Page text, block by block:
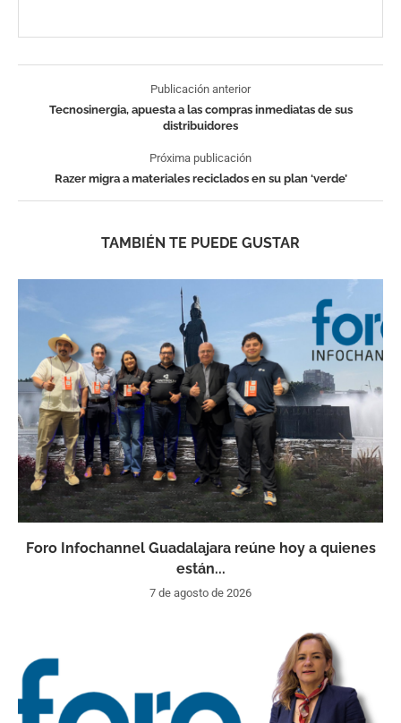
Publicación anterior
Tecnosinergia, apuesta a las compras inmediatas de sus
distribuidores
Próxima publicación
Razer migra a materiales reciclados en su plan ‘verde’
TAMBIÉN TE PUEDE GUSTAR
Foro Infochannel Guadalajara reúne hoy a quienes
están...
7 de agosto de 2026